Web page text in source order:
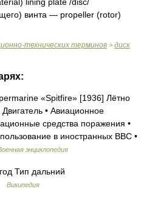
винта — propeller (rotor)
технических терминов > диск
«Spitfire» [1936] Лётно
Двигатель • Авиационное
средства поражения •
в иностранных ВВС •
энциклопедия
Тип дальний
Википедия